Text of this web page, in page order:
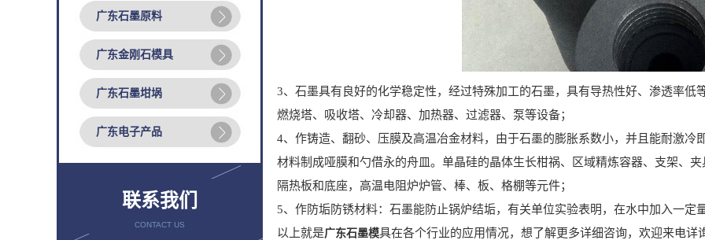
广东石墨原料
广东金刚石模具
广东石墨坩埚
广东电子产品
联系我们
CONTACT US
3、石墨具有良好的化学稳定性，经过特殊加工的石墨，具有导热性好、渗透率
燃烧塔、吸收塔、冷却器、加热器、过滤器、泵等设备；
4、作铸造、翻砂、压膜及高温冶金材料，由于石墨的膨胀系数小，并且能耐激
材料制成哑膜和勺借永的舟皿。单晶硅的晶体生长柑祸、区域精炼容器、支架、
隔热板和底座，高温电阻炉炉管、棒、板、格棚等元件；
5、作防垢防锈材料：石墨能防止锅炉结垢，有关单位实验表明，在水中加入一定
以上就是广东石墨模具在各个行业的应用情况，想了解更多详细咨询，欢迎来电详